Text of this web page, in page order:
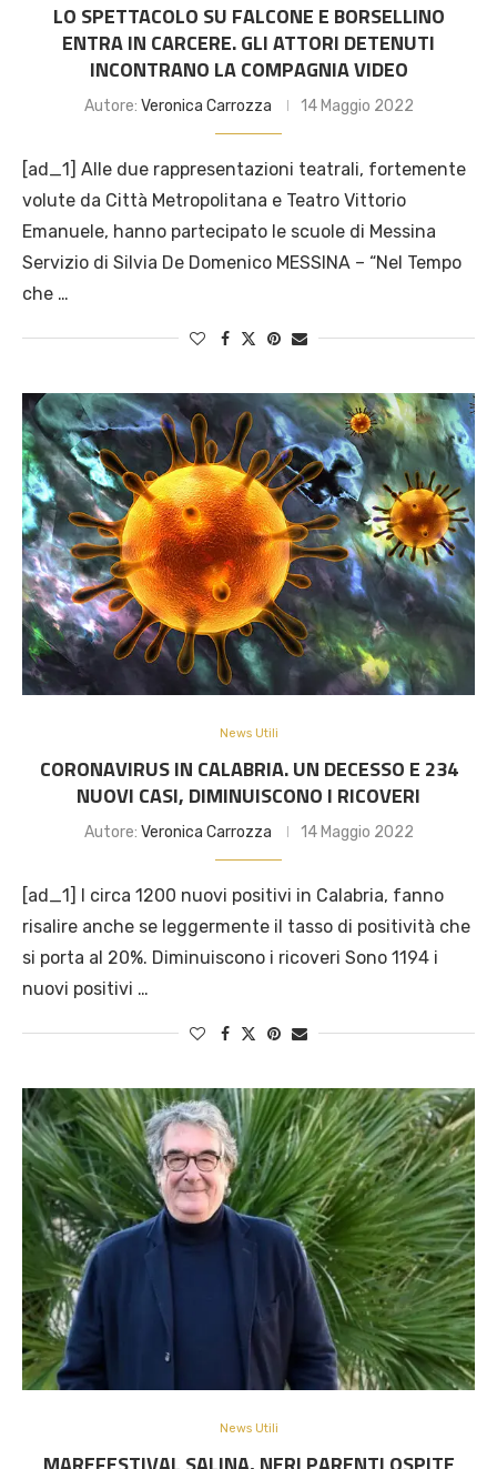
LO SPETTACOLO SU FALCONE E BORSELLINO
ENTRA IN CARCERE. GLI ATTORI DETENUTI
INCONTRANO LA COMPAGNIA VIDEO
Autore: Veronica Carrozza 14 Maggio 2022
[ad_1] Alle due rappresentazioni teatrali, fortemente
volute da Città Metropolitana e Teatro Vittorio
Emanuele, hanno partecipato le scuole di Messina
Servizio di Silvia De Domenico MESSINA – “Nel Tempo
che …
News Utili
CORONAVIRUS IN CALABRIA. UN DECESSO E 234
NUOVI CASI, DIMINUISCONO I RICOVERI
Autore: Veronica Carrozza 14 Maggio 2022
[ad_1] I circa 1200 nuovi positivi in Calabria, fanno
risalire anche se leggermente il tasso di positività che
si porta al 20%. Diminuiscono i ricoveri Sono 1194 i
nuovi positivi …
News Utili